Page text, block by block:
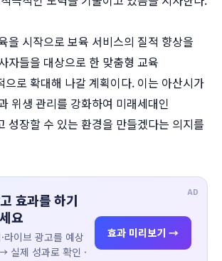
을 시작으로 보육 서비스의 질적 향상을
자들을 대상으로 한 맞춤형 교육
으로 확대해 나갈 계획이다. 이는 아산시가
위생 관리를 강화하여 미래세대인
성장할 수 있는 환경을 만들겠다는 의지를
AD
효과를 하기
요
라이브 광고를 예상
실제 성과로 확인 ·
효과 미리보기 →